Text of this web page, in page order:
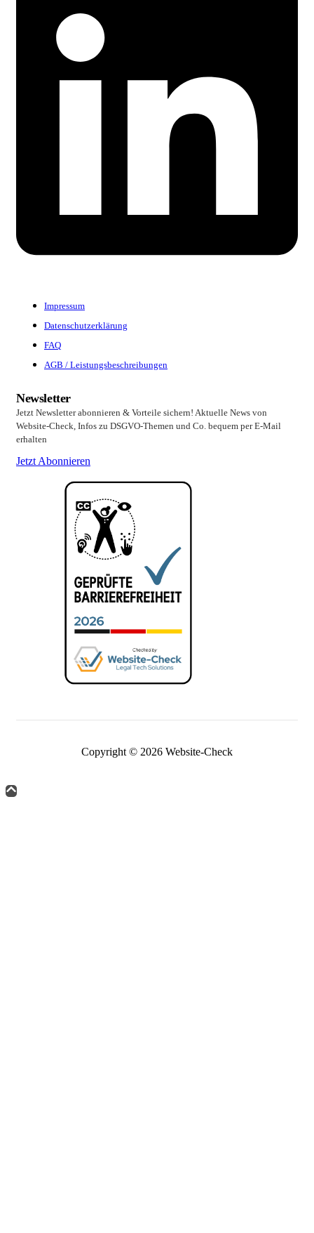
Impressum
Datenschutzerklärung
FAQ
AGB / Leistungsbeschreibungen
Newsletter
Jetzt Newsletter abonnieren & Vorteile sichern! Aktuelle News von
Website-Check, Infos zu DSGVO-Themen und Co. bequem per E-Mail
erhalten
Jetzt Abonnieren
Copyright © 2026 Website-Check